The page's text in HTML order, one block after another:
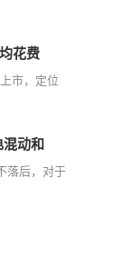
花费
市，定位
动和
落后，对于